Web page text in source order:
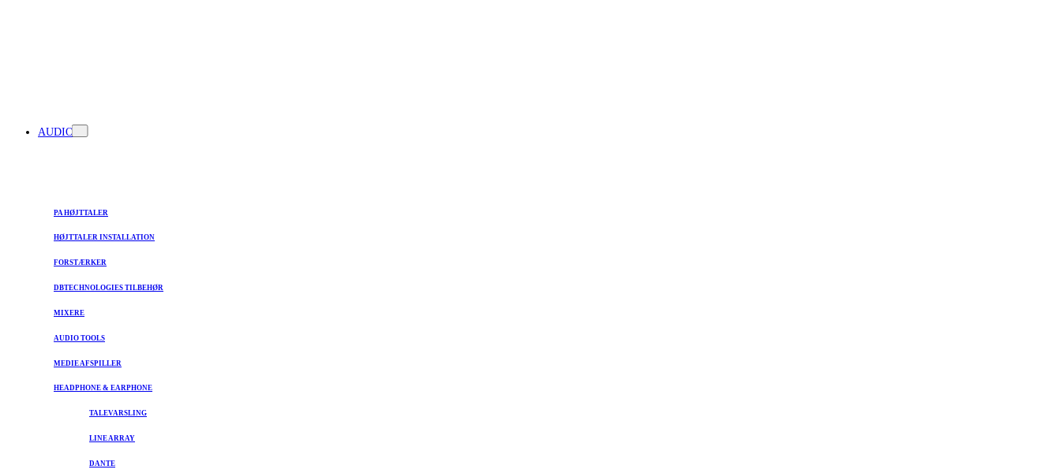
AUDIO
PA HØJTTALER
HØJTTALER INSTALLATION
FORSTÆRKER
DBTECHNOLOGIES TILBEHØR
MIXERE
AUDIO TOOLS
MEDIE AFSPILLER
HEADPHONE & EARPHONE
TALEVARSLING
LINE ARRAY
DANTE